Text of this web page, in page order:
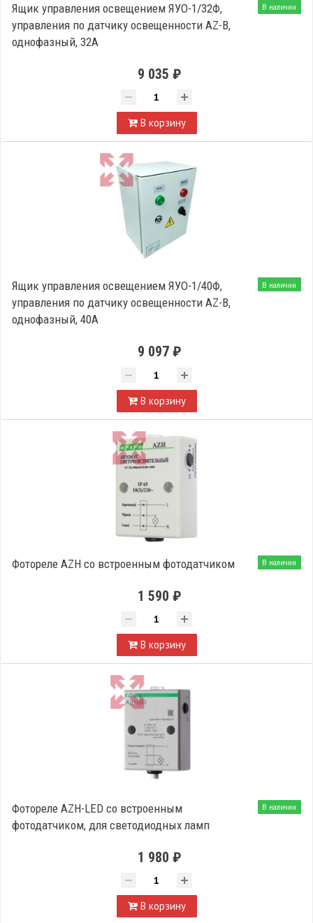
В наличии
Ящик управления освещением ЯУО-1/32Ф,
управления по датчику освещенности AZ-B,
однофазный, 32А
9 035 ₽
В корзину
В наличии
Ящик управления освещением ЯУО-1/40Ф,
управления по датчику освещенности AZ-B,
однофазный, 40А
9 097 ₽
В корзину
В наличии
Фотореле AZH со встроенным фотодатчиком
1 590 ₽
В корзину
В наличии
Фотореле AZH-LED со встроенным
фотодатчиком, для светодиодных ламп
1 980 ₽
В корзину